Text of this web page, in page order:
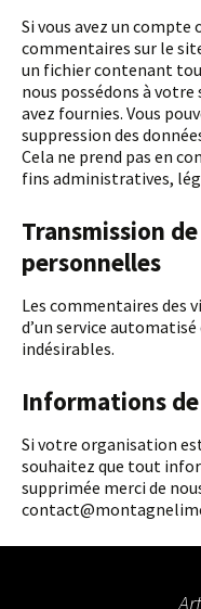
Si vous avez un compte ou si vous avez laissé des
commentaires sur le
un fichier contenant
nous possédons à
avez fournies. Vous
suppression des
Cela ne prend pas en
fins administratives,
Transmission
personnelles
Les commentaires des visiteurs peuvent être vérifiés à l’aide
d’un service
indésirables.
Informations
Si votre organisation est mentionné sur notre site et vous
souhaitez que tout
supprimée merci de